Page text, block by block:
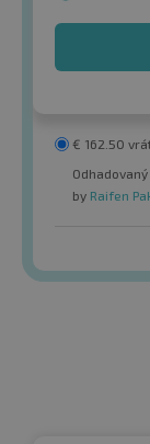
€ 162.50
Odhadovaný
by Raifen